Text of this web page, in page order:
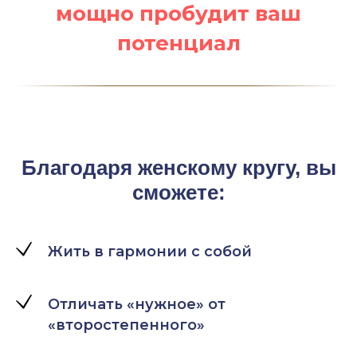
мощно пробудит ваш
потенциал
Благодаря женскому кругу, вы
сможете:
Жить в гармонии с собой
Отличать «нужное» от
«второстепенного»